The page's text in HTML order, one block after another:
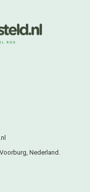
Nederland.